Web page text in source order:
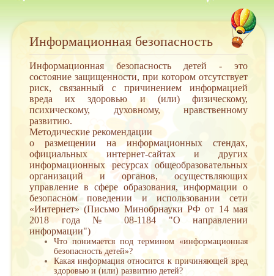
Информационная безопасность
Информационная безопасность детей - это
состояние защищенности, при котором отсутствует
риск, связанный с причинением информацией
вреда их здоровью и (или) физическому,
психическому, духовному, нравственному
развитию.
Методические рекомендации
о размещении на информационных стендах,
официальных интернет-сайтах и других
информационных ресурсах общеобразовательных
организаций и органов, осуществляющих
управление в сфере образования, информации о
безопасном поведении и использовании сети
«Интернет» (Письмо Минобрнауки РФ от 14 мая
2018 года № 08-1184 "О направлении
информации")
Что понимается под термином «информационная
безопасность детей»?
Какая информация относится к причиняющей вред
здоровью и (или) развитию детей?